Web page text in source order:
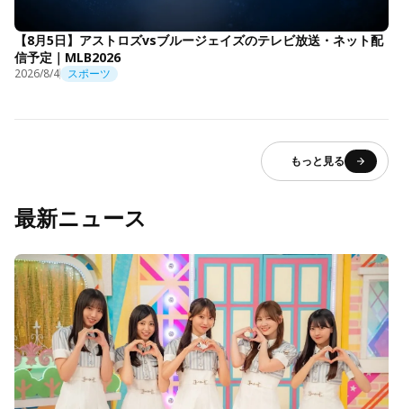
【8月5日】アストロズvsブルージェイズのテレビ放送・ネット配
信予定｜MLB2026
2026/8/4 スポーツ
もっと見る
最新ニュース